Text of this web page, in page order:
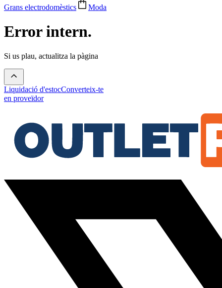
Grans electrodomèstics
Moda
Error intern.
Si us plau, actualitza la pàgina
Liquidació d'estocConverteix-te
en proveïdor